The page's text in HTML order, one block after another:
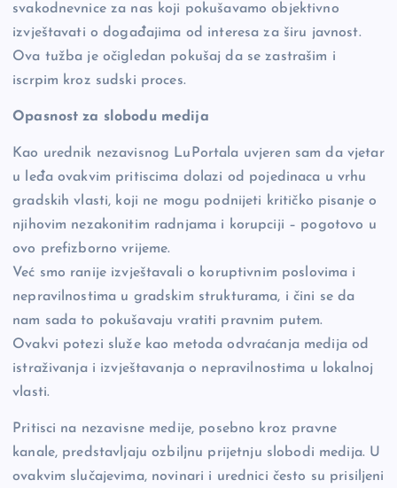
svakodnevnice za nas koji pokušavamo objektivno
izvještavati o događajima od interesa za širu javnost.
Ova tužba je očigledan pokušaj da se zastrašim i
iscrpim kroz sudski proces.
Opasnost za slobodu medija
Kao urednik nezavisnog LuPortala uvjeren sam da vjetar
u leđa ovakvim pritiscima dolazi od pojedinaca u vrhu
gradskih vlasti, koji ne mogu podnijeti kritičko pisanje o
njihovim nezakonitim radnjama i korupciji – pogotovo u
ovo prefizborno vrijeme.
Već smo ranije izvještavali o koruptivnim poslovima i
nepravilnostima u gradskim strukturama, i čini se da
nam sada to pokušavaju vratiti pravnim putem.
Ovakvi potezi služe kao metoda odvraćanja medija od
istraživanja i izvještavanja o nepravilnostima u lokalnoj
vlasti.
Pritisci na nezavisne medije, posebno kroz pravne
kanale, predstavljaju ozbiljnu prijetnju slobodi medija. U
ovakvim slučajevima, novinari i urednici često su prisiljeni